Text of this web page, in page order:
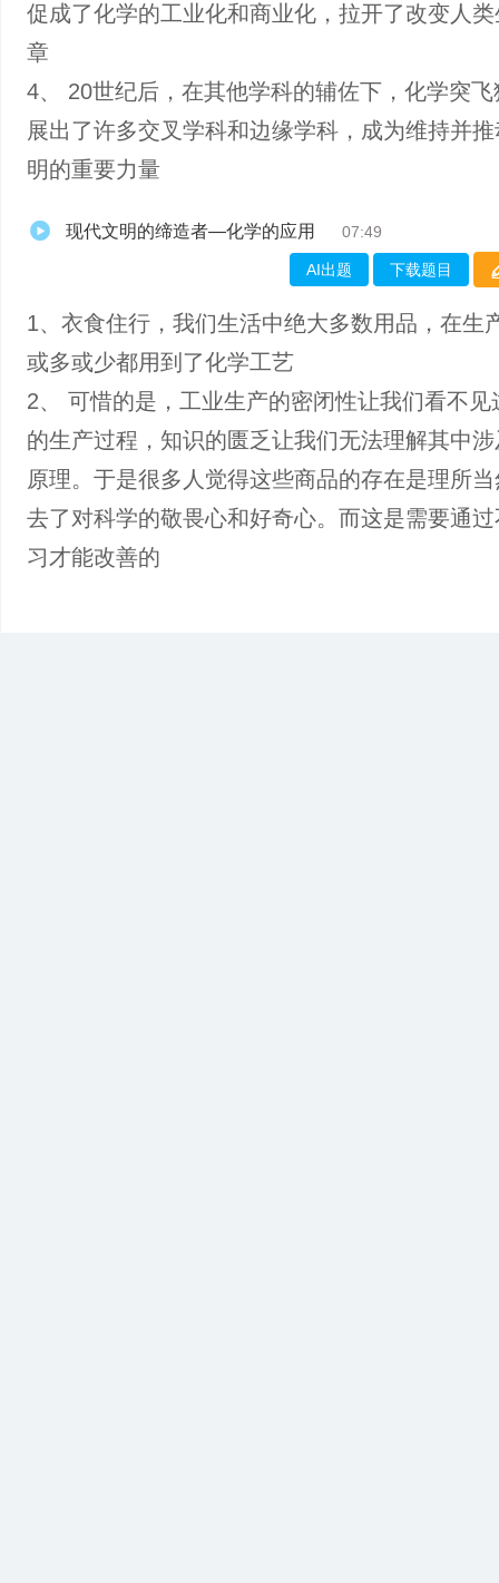
促成了化学的工业化和商业化，拉开了改变人
章
4、 20世纪后，在其他学科的辅佐下，化学突
展出了许多交叉学科和边缘学科，成为维持并
明的重要力量
现代文明的缔造者—化学的应用 07:49
AI出题 下载题目
1、衣食住行，我们生活中绝大多数用品，在生
或多或少都用到了化学工艺
2、 可惜的是，工业生产的密闭性让我们看不见
的生产过程，知识的匮乏让我们无法理解其中
原理。于是很多人觉得这些商品的存在是理所
去了对科学的敬畏心和好奇心。而这是需要通
习才能改善的